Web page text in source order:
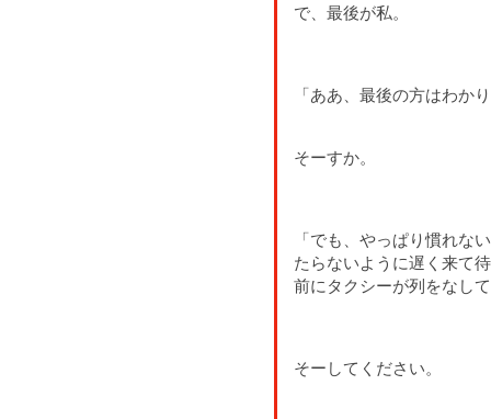
で、最後が私。
「ああ、最後の方はわか
そーすか。
「でも、やっぱり慣れな
たらないように遅く来て
前にタクシーが列をなし
そーしてください。